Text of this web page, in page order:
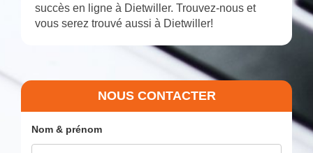
succès en ligne à Dietwiller. Trouvez-nous et
vous serez trouvé aussi à Dietwiller!
NOUS CONTACTER
Nom & prénom